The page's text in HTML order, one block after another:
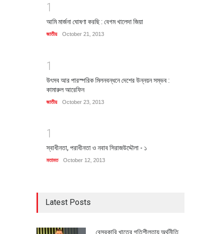
1
আমি মার্জনা ঘোষণা করছি : বেগম খালেদা জিয়া
জাতীয় October 21, 2013
1
উৎসব আর পারস্পরিক মিলনবন্ধনে দেশের উন্নয়ন সম্ভব :
কামারুল আরেফিন
জাতীয় October 23, 2013
1
স্বাধীনতা, পরাধীনতা ও নবাব সিরাজউদ্দৌলা - ১
মতামত October 12, 2013
Latest Posts
বেসরকারি খাতের গতিশীলতায় অর্থনীতি